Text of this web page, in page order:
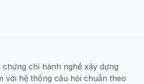
chứng chỉ hành nghề xây dựng
với hệ thống câu hỏi chuẩn theo